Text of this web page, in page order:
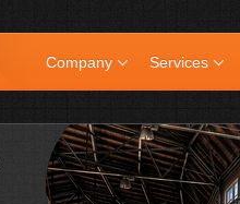
Company Services